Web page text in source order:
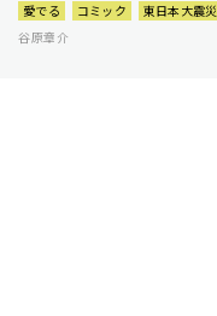
愛でる コミック
東日本大震災
谷原章介